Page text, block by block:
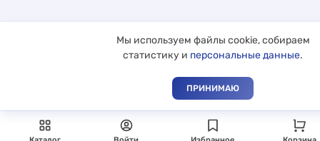
Мы используем файлы cookie, собираем
статистику и персональные данные.
ПРИНИМАЮ